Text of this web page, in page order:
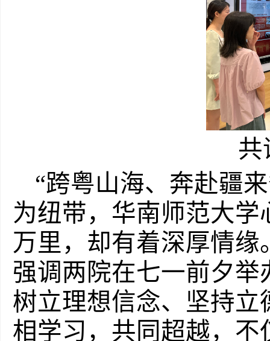
共
“跨粤山海、奔赴疆
为纽带，华南师范大
万里，却有着深厚情
强调两院在七一前夕
树立理想信念、坚持
相学习，共同超越，